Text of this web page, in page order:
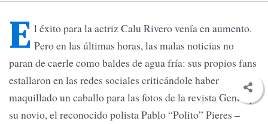
E l éxito para la actriz Calu Rivero venía en aumento.
Pero en las últimas horas, las malas noticias no
paran de caerle como baldes de agua fría: sus propios fans
estallaron en las redes sociales criticándole haber
maquillado un caballo para las fotos de la revista Gente, y
su novio, el reconocido polista Pablo “Polito” Pieres –